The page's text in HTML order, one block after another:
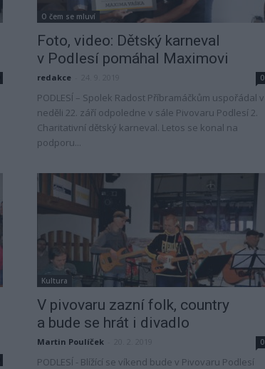
O čem se mluví
Foto, video: Dětský karneval
v Podlesí pomáhal Maximovi
redakce 0
PODLESÍ – Spolek Radost Příbramáčkům uspořádal v
neděli 22. září odpoledne v sále Pivovaru Podlesí 2.
Charitativní dětský karneval. Letos se konal na
podporu...
Kultura
V pivovaru zazní folk, country
a bude se hrát i divadlo
Martin Poulíček 0
PODLESÍ - Blížící se víkend bude v Pivovaru Podlesí